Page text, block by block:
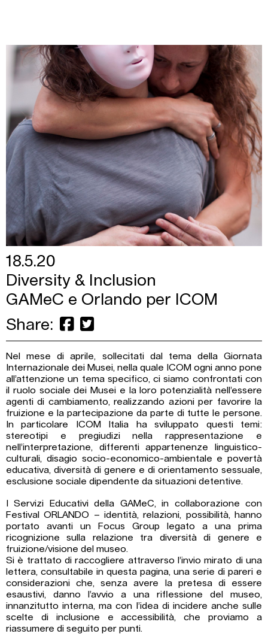
18.5.20
Diversity & Inclusion
GAMeC e Orlando per ICOM
Share:
Nel mese di aprile, sollecitati dal tema della Giornata
Internazionale dei Musei, nella quale ICOM ogni anno pone
all’attenzione un tema specifico, ci siamo confrontati con
il ruolo sociale dei Musei e la loro potenzialità nell’essere
agenti di cambiamento, realizzando azioni per favorire la
fruizione e la partecipazione da parte di tutte le persone.
In particolare ICOM Italia ha sviluppato questi temi:
stereotipi e pregiudizi nella rappresentazione e
nell’interpretazione, differenti appartenenze linguistico-
culturali, disagio socio-economico-ambientale e povertà
educativa, diversità di genere e di orientamento sessuale,
esclusione sociale dipendente da situazioni detentive.
I Servizi Educativi della GAMeC, in collaborazione con
Festival ORLANDO – identità, relazioni, possibilità, hanno
portato avanti un Focus Group legato a una prima
ricognizione sulla relazione tra diversità di genere e
fruizione/visione del museo.
Si è trattato di raccogliere attraverso l’invio mirato di una
lettera, consultabile in questa pagina, una serie di pareri e
considerazioni che, senza avere la pretesa di essere
esaustivi, danno l’avvio a una riflessione del museo,
innanzitutto interna, ma con l’idea di incidere anche sulle
scelte di inclusione e accessibilità, che proviamo a
riassumere di seguito per punti.